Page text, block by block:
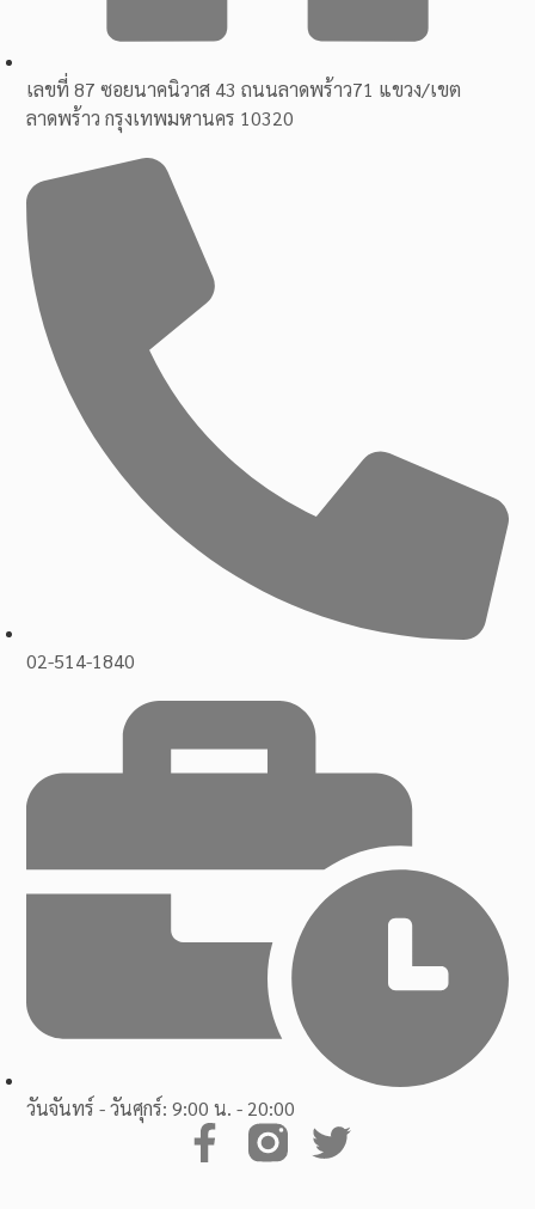
เลขที่ 87 ซอยนาคนิวาส 43 ถนนลาดพร้าว71 แขวง/เขต
ลาดพร้าว กรุงเทพมหานคร 10320
02-514-1840
วันจันทร์ - วันศุกร์: 9:00 น. - 20:00